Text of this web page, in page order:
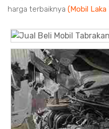
harga terbaiknya (Mobil Laka